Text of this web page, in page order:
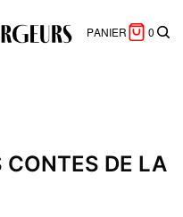
PANIER 0
DE LA